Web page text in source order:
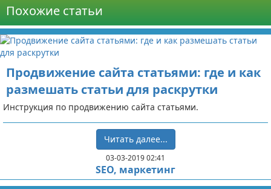
Похожие статьи
Продвижение сайта статьями: где и как
размешать статьи для раскрутки
Инструкция по продвижению сайта статьями.
Читать далее...
03-03-2019 02:41
SEO, маркетинг